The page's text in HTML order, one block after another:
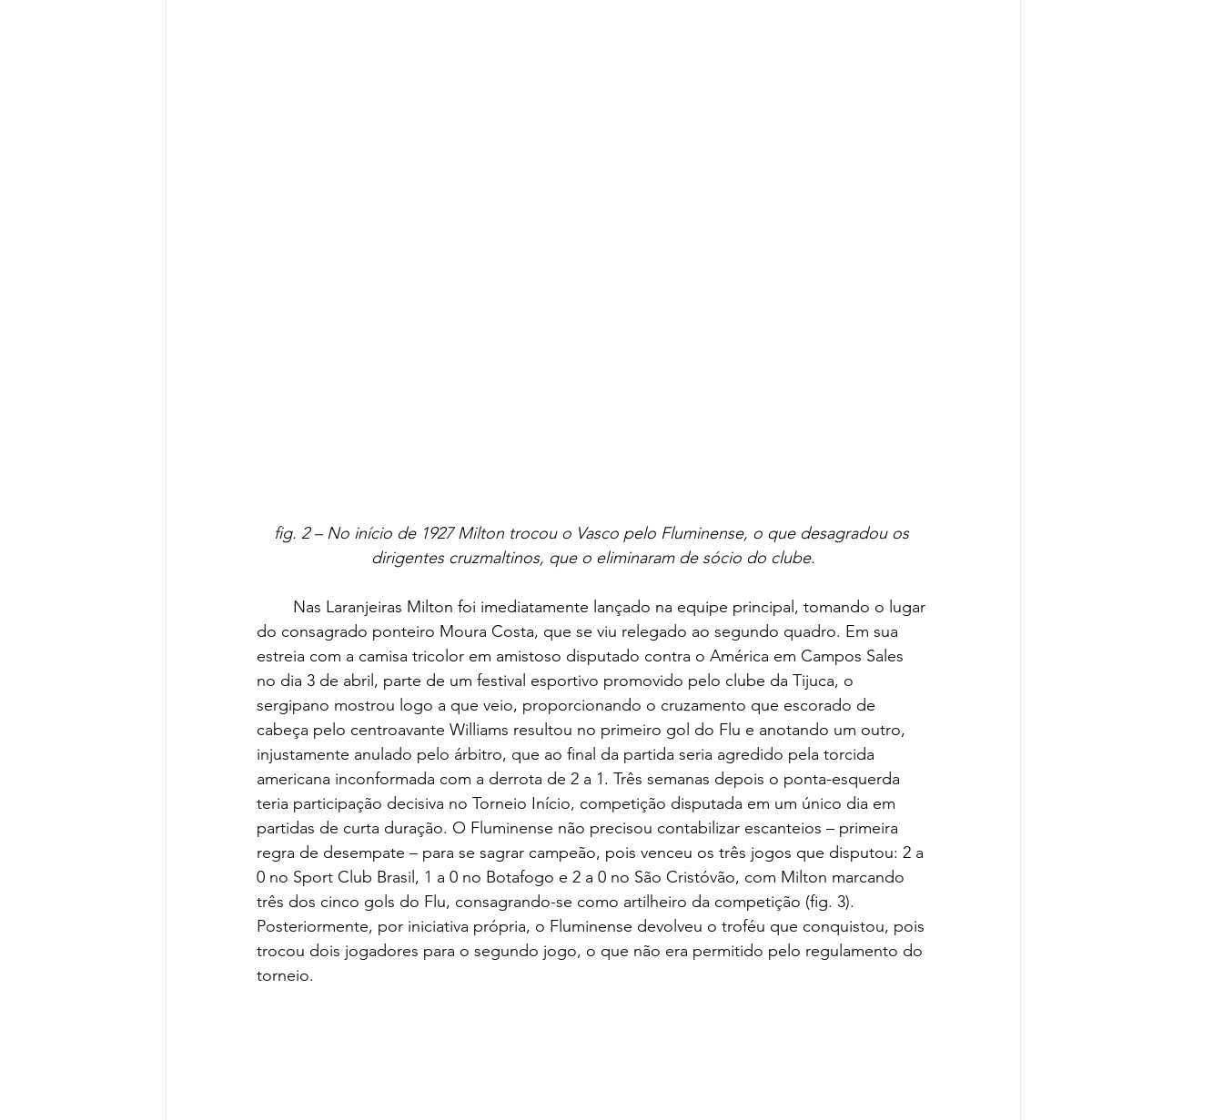
fig. 2 – No início de 1927 Milton trocou o Vasco pelo Fluminense, o que desagradou os
dirigentes cruzmaltinos, que o eliminaram de sócio do clube.
do consagrado ponteiro Moura Costa, que se viu relegado ao segundo quadro. Em sua
estreia com a camisa tricolor em amistoso disputado contra o América em Campos Sales
no dia 3 de abril, parte de um festival esportivo promovido pelo clube da Tijuca, o
sergipano mostrou logo a que veio, proporcionando o cruzamento que escorado de
cabeça pelo centroavante Williams resultou no primeiro gol do Flu e anotando um outro,
injustamente anulado pelo árbitro, que ao final da partida seria agredido pela torcida
americana inconformada com a derrota de 2 a 1. Três semanas depois o ponta-esquerda
teria participação decisiva no Torneio Início, competição disputada em um único dia em
partidas de curta duração. O Fluminense não precisou contabilizar escanteios – primeira
regra de desempate – para se sagrar campeão, pois venceu os três jogos que disputou: 2 a
0 no Sport Club Brasil, 1 a 0 no Botafogo e 2 a 0 no São Cristóvão, com Milton marcando
três dos cinco gols do Flu, consagrando-se como artilheiro da competição (fig. 3).
Posteriormente, por iniciativa própria, o Fluminense devolveu o troféu que conquistou, pois
trocou dois jogadores para o segundo jogo, o que não era permitido pelo regulamento do
torneio.